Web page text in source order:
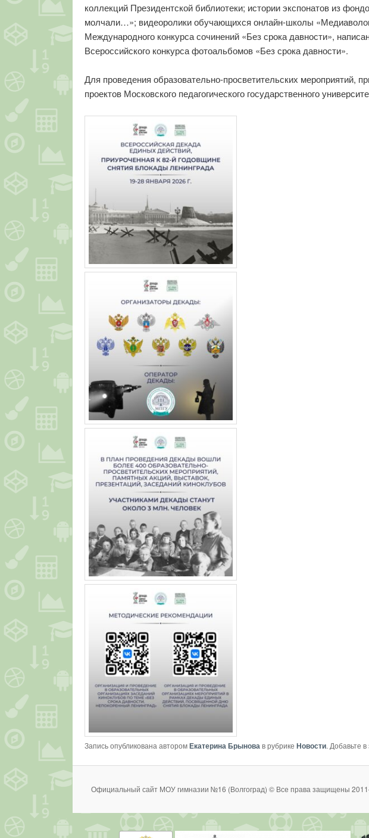
коллекций Президентской библиотеки; истории экспонатов из
молчали…»; видеоролики обучающихся онлайн-школы
Международного конкурса сочинений «Без срока давности»,
Всероссийского конкурса фотоальбомов «Без срока давности».
Для проведения образовательно-просветительских
проектов Московского педагогического государственного
Запись опубликована авторомЕкатерина Брынова в рубрике Новости. Добавьте в
Официальный сайт МОУ гимназии №16 (Волгоград) © Все права защищены